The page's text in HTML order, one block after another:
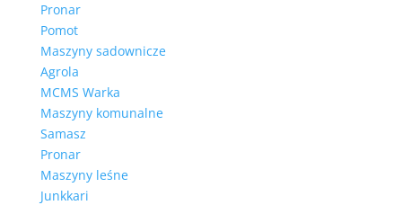
Pronar
Pomot
Maszyny sadownicze
Agrola
MCMS Warka
Maszyny komunalne
Samasz
Pronar
Maszyny leśne
Junkkari